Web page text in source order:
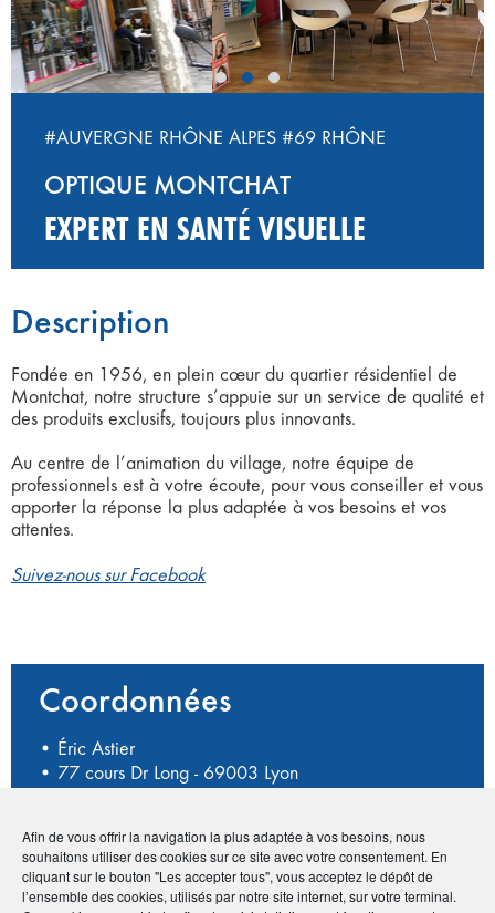
Afin de vous offrir la navigation la plus adaptée à vos besoins, nous
souhaitons utiliser des cookies sur ce site avec votre consentement. En
cliquant sur le bouton "Les accepter tous", vous acceptez le dépôt de
l’ensemble des cookies, utilisés par notre site internet, sur votre terminal.
#AUVERGNE RHÔNE ALPES #69 RHÔNE
OPTIQUE MONTCHAT
EXPERT EN SANTÉ VISUELLE
Description
Fondée en 1956, en plein cœur du quartier résidentiel de
Montchat, notre structure s’appuie sur un service de qualité et
des produits exclusifs, toujours plus innovants.
Au centre de l’animation du village, notre équipe de
professionnels est à votre écoute, pour vous conseiller et vous
apporter la réponse la plus adaptée à vos besoins et vos
attentes.
Suivez-nous sur Facebook
Coordonnées
• Éric Astier
• 77 cours Dr Long - 69003 Lyon
Publié le :5 janvier 2021